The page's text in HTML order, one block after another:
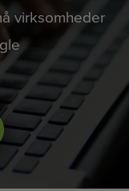
virksomheder